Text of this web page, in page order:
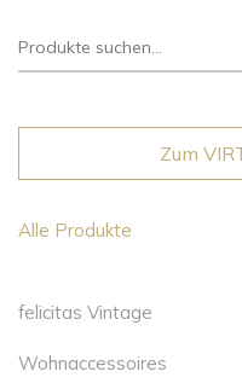
Suche
Zum
Alle Produkte
felicitas Vintage
Wohnaccessoires